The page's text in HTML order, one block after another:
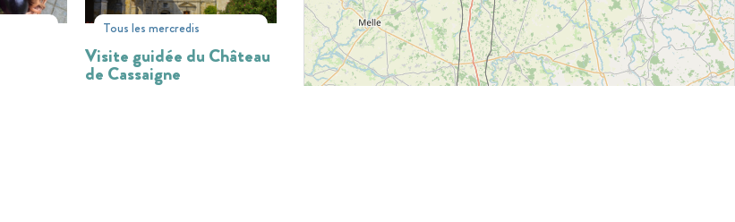
Tous les mercredis
Visite guidée du Château
de Cassaigne